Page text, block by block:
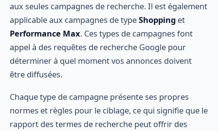
aux seules campagnes de recherche. Il est également
applicable aux campagnes de typeShopping et
Performance Max. Ces types de campagnes font
appel à des requêtes de recherche Google pour
déterminer à quel moment vos annonces doivent
être diffusées.
Chaque type de campagne présente ses propres
normes et règles pour le ciblage, ce qui signifie que le
rapport des termes de recherche peut offrir des